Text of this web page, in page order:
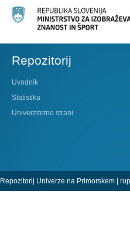
Repozitorij
Uvodnik
Statistika
Univerzitetne strani
Repozitorij Univerze na Primorskem |